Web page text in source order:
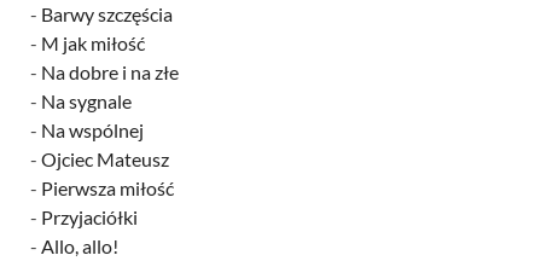
- Barwy szczęścia
- M jak miłość
- Na dobre i na złe
- Na sygnale
- Na wspólnej
- Ojciec Mateusz
- Pierwsza miłość
- Przyjaciółki
- Allo, allo!